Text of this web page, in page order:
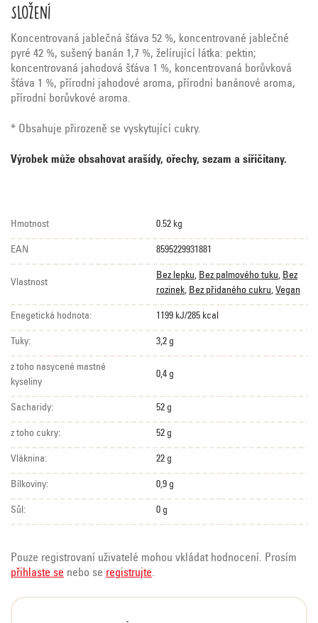
Složení
Koncentrovaná jablečná šťáva 52 %, koncentrované jablečné
pyré 42 %, sušený banán 1,7 %, želírující látka: pektin;
koncentrovaná jahodová šťáva 1 %, koncentrovaná borůvková
šťáva 1 %, přírodní jahodové aroma, přírodní banánové aroma,
přírodní borůvkové aroma.
* Obsahuje přirozeně se vyskytující cukry.
Výrobek může obsahovat arašídy, ořechy, sezam a siřičitany.
Hmotnost 0.52 kg
EAN 8595229931881
Vlastnost
Bez lepku, Bez palmového tuku, Bez
rozinek, Bez přidaného cukru, Vegan
Enegetická hodnota: 1199 kJ/285 kcal
Tuky: 3,2 g
z toho nasycené mastné
kyseliny
0,4 g
Sacharidy: 52 g
z toho cukry: 52 g
Vláknina: 22 g
Bílkoviny: 0,9 g
Sůl: 0 g
Pouze registrovaní uživatelé mohou vkládat hodnocení. Prosím
přihlaste se nebo se registrujte.